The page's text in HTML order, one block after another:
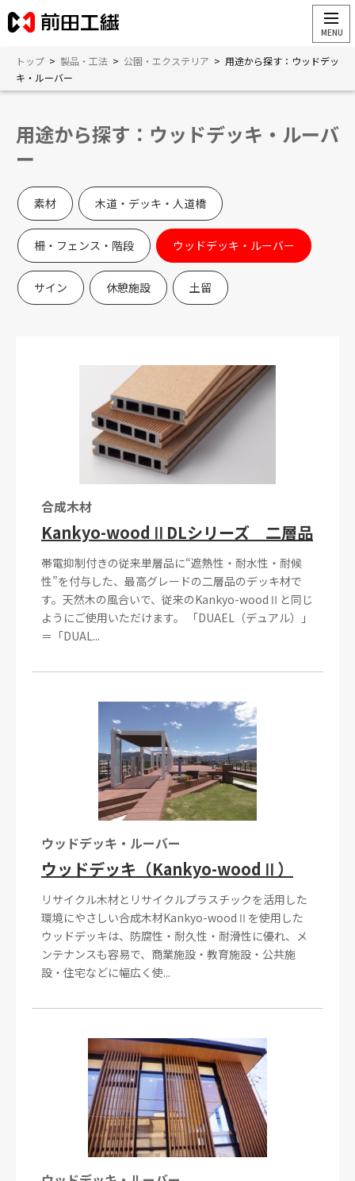
トップ > 製品・工法 > 公園・エクステリア > 用途から探す：ウッドデッ
キ・ルーバー
用途から探す：ウッドデッキ・ルーバ
ー
素材 木道・デッキ・人道橋
柵・フェンス・階段 ウッドデッキ・ルーバー
サイン 休憩施設 土留
合成木材
Kankyo-woodⅡDLシリーズ 二層品
帯電抑制付きの従来単層品に“遮熱性・耐水性・耐候
性”を付与した、最高グレードの二層品のデッキ材で
す。天然木の風合いで、従来のKankyo-woodⅡと同じ
ようにご使用いただけます。 「DUAEL（デュアル）」
＝「DUAL...
ウッドデッキ・ルーバー
ウッドデッキ（Kankyo-woodⅡ）
リサイクル木材とリサイクルプラスチックを活用した
環境にやさしい合成木材Kankyo-woodⅡを使用した
ウッドデッキは、防腐性・耐久性・耐滑性に優れ、メ
ンテナンスも容易で、商業施設・教育施設・公共施
設・住宅などに幅広く使...